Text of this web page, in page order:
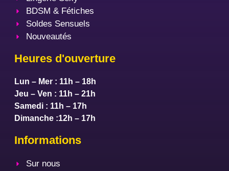
BDSM & Fétiches
Soldes Sensuels
Nouveautés
Heures d'ouverture
Lun – Mer : 11h – 18h
Jeu – Ven : 11h – 21h
Samedi : 11h – 17h
Dimanche :12h – 17h
Informations
Sur nous